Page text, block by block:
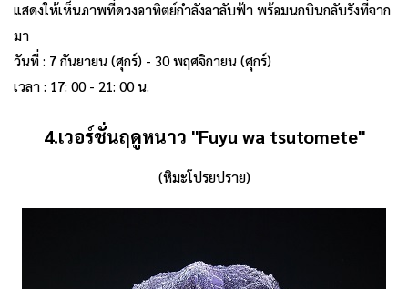
แสดงให้เห็นภาพที่ดวงอาทิตย์กำลังลาลับฟ้า พร้อมนกบินกลับรังที่จาก
มา
วันที่ : 7 กันยายน (ศุกร์) - 30 พฤศจิกายน (ศุกร์)
เวลา : 17: 00 - 21: 00 น.
4.เวอร์ชั่นฤดูหนาว "Fuyu wa tsutomete"
(หิมะโปรยปราย)